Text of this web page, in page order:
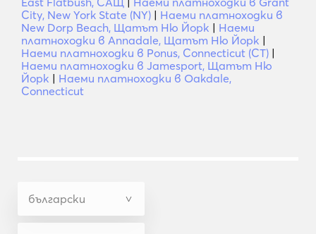
City, New York State (NY) | Наеми платноходки в
New Dorp Beach, Щатът Ню Йорк | Наеми
платноходки в Annadale, Щатът Ню Йорк |
Наеми платноходки в Ponus, Connecticut (CT) |
Наеми платноходки в Jamesport, Щатът Ню
Йорк | Наеми платноходки в Oakdale,
Connecticut